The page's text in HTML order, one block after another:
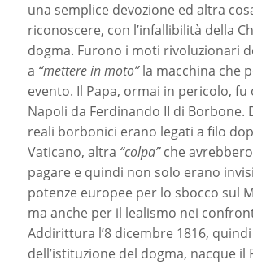
una semplice devozione ed altra
riconoscere, con l’infallibilità della
dogma. Furono i moti rivoluzionari
a “mettere in moto”la macchina che
evento. Il Papa, ormai in pericolo, fu
Napoli da Ferdinando II di Borbone.
reali borbonici erano legati a filo
Vaticano, altra “colpa”che
pagare e quindi non solo erano
potenze europee per lo sbocco sul
ma anche per il lealismo nei
Addirittura l’8 dicembre 1816,
dell’istituzione del dogma, nacque il